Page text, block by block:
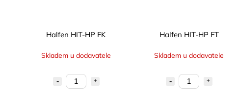
Halfen HIT-HP FK
Skladem u dodavatele
Halfen HIT-HP FT
Skladem u dodavatele